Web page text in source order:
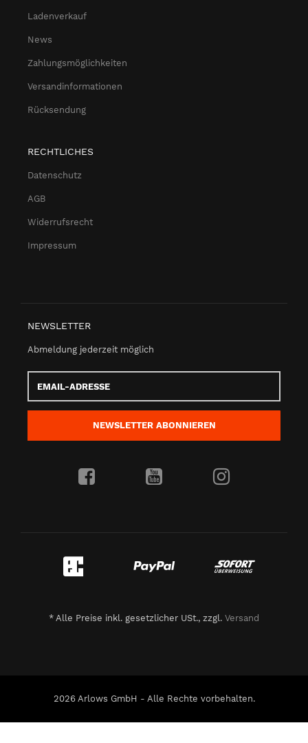
Ladenverkauf
News
Zahlungsmöglichkeiten
Versandinformationen
Rücksendung
RECHTLICHES
Datenschutz
AGB
Widerrufsrecht
Impressum
NEWSLETTER
Abmeldung jederzeit möglich
Adresse
NEWSLETTER ABONNIEREN
* Alle Preise inkl. gesetzlicher USt., zzgl. Versand
2026 Arlows GmbH - Alle Rechte vorbehalten.